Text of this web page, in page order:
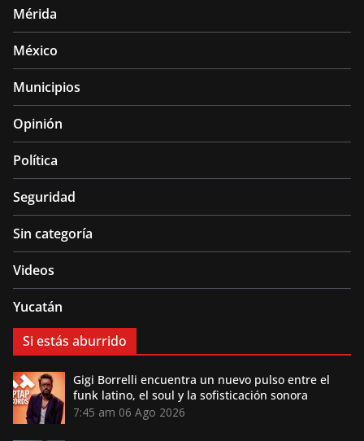
Mérida
México
Municipios
Opinión
Política
Seguridad
Sin categoría
Videos
Yucatán
Si estás aburrido
Gigi Borrelli encuentra un nuevo pulso entre el
funk latino, el soul y la sofisticación sonora
7:45 am 06 Ago 2026